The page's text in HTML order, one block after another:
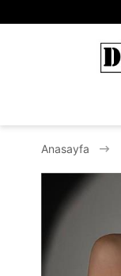
Anasayfa